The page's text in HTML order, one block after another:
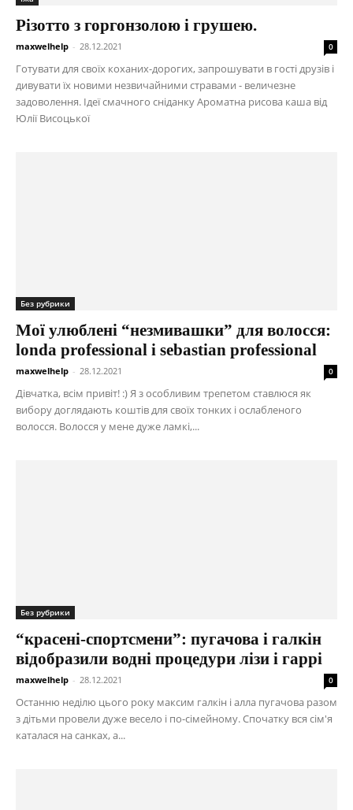
Різотто з горгонзолою і грушею.
maxwelhelp - 28.12.2021 0
Готувати для своїх коханих-дорогих, запрошувати в гості друзів і
дивувати їх новими незвичайними стравами - величезне
задоволення. Ідеї смачного сніданку Ароматна рисова каша від
Юлії Висоцької
Без рубрики
Мої улюблені “незмивашки” для волосся:
londa professional і sebastian professional
maxwelhelp - 28.12.2021 0
Дівчатка, всім привіт! :) Я з особливим трепетом ставлюся як
вибору доглядають коштів для своїх тонких і ослабленого
волосся. Волосся у мене дуже ламкі,...
Без рубрики
“красені-спортсмени”: пугачова і галкін
відобразили водні процедури лізи і гаррі
maxwelhelp - 28.12.2021 0
Останню неділю цього року максим галкін і алла пугачова разом
з дітьми провели дуже весело і по-сімейному. Спочатку вся сім'я
каталася на санках, а...